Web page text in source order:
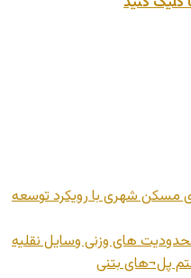
مسکن شهری با رویکرد توسعه
های وزنی وسایل نقلیه
پل¬های بتنی